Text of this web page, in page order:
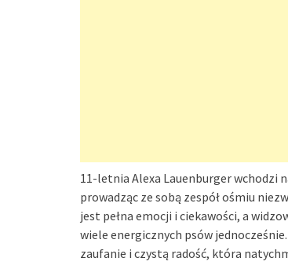
11-letnia Alexa Lauenburger wchodzi
prowadząc ze sobą zespół ośmiu
jest pełna emocji i ciekawości, a
wiele energicznych psów
zaufanie i czystą radość, która